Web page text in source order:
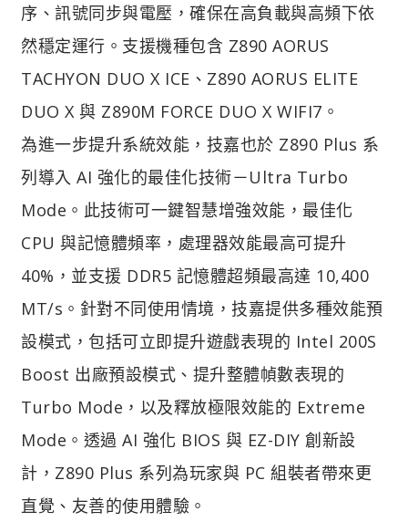
序、訊號同步與電壓，確保在高負載與高頻下依
然穩定運行。支援機種包含 Z890 AORUS
TACHYON DUO X ICE、Z890 AORUS ELITE
DUO X 與 Z890M FORCE DUO X WIFI7。
為進一步提升系統效能，技嘉也於 Z890 Plus 系
列導入 AI 強化的最佳化技術－Ultra Turbo
Mode。此技術可一鍵智慧增強效能，最佳化
CPU 與記憶體頻率，處理器效能最高可提升
40%，並支援 DDR5 記憶體超頻最高達 10,400
MT/s。針對不同使用情境，技嘉提供多種效能預
設模式，包括可立即提升遊戲表現的 Intel 200S
Boost 出廠預設模式、提升整體幀數表現的
Turbo Mode，以及釋放極限效能的 Extreme
Mode。透過 AI 強化 BIOS 與 EZ-DIY 創新設
計，Z890 Plus 系列為玩家與 PC 組裝者帶來更
直覺、友善的使用體驗。